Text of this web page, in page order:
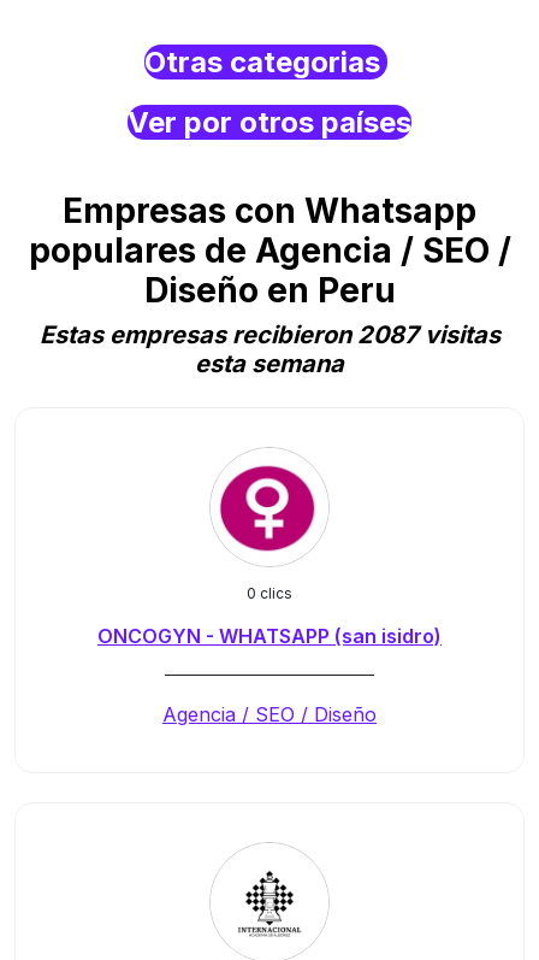
Otras categorias
Ver por otros países
Empresas con Whatsapp
populares de Agencia / SEO /
Diseño en Peru
Estas empresas recibieron 2087 visitas
esta semana
0 clics
ONCOGYN - WHATSAPP (san isidro)
Agencia / SEO / Diseño